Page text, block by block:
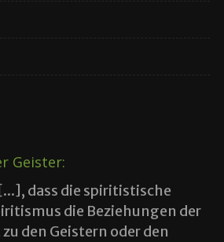
Geister:
dass die spiritistische
die Beziehungen der
den Geistern oder den